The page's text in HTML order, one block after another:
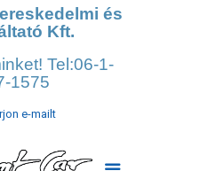
és
Kft.
Tel:06-1-
1575
e-mailt